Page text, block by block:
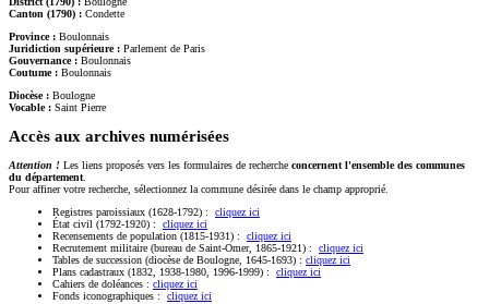
Canton (1790) : Condette
Province : Boulonnais
Juridiction supérieure : Parlement de Paris
Gouvernance : Boulonnais
Coutume : Boulonnais
Diocèse : Boulogne
Vocable : Saint Pierre
Accès aux archives numérisées
Attention ! Les liens proposés vers les formulaires de recherche concernent l'ensemble des communes
du département
Pour affiner votre recherche, sélectionnez la commune désirée dans le champ approprié.
Registres paroissiaux (1628-1792) : cliquez ici
État civil (1792-1920) : cliquez ici
Recensements de population (1815-1931) : cliquez ici
Recrutement militaire (bureau de Saint-Omer, 1865-1921) : cliquez ici
Tables de succession (diocèse de Boulogne, 1645-1693) : cliquez ici
Plans cadastraux (1832, 1938-1980, 1996-1999) : cliquez ici
Cahiers de doléances : cliquez ici
Fonds iconographiques : cliquez ici